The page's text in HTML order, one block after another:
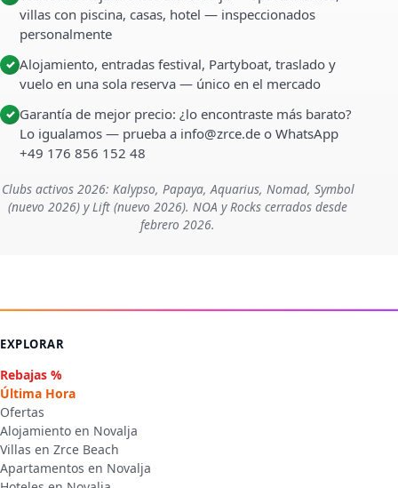
villas con piscina, casas, hotel — inspeccionados
personalmente
✓ Alojamiento, entradas festival, Partyboat, traslado y
vuelo en una sola reserva — único en el mercado
✓ Garantía de mejor precio: ¿lo encontraste más barato?
Lo igualamos — prueba a info@zrce.de o WhatsApp
+49 176 856 152 48
Clubs activos 2026: Kalypso, Papaya, Aquarius, Nomad, Symbol
(nuevo 2026) y Lift (nuevo 2026). NOA y Rocks cerrados desde
febrero 2026.
EXPLORAR
Rebajas %
Última Hora
Ofertas
Alojamiento en Novalja
Villas en Zrce Beach
Apartamentos en Novalja